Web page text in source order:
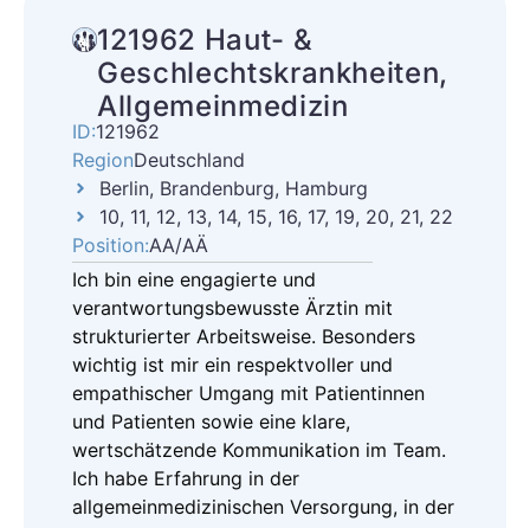
121962 Haut- &
Geschlechtskrankheiten,
Allgemeinmedizin
ID:121962
RegionDeutschland
Berlin, Brandenburg, Hamburg
10, 11, 12, 13, 14, 15, 16, 17, 19, 20, 21, 22
Position:AA/AÄ
Ich bin eine engagierte und
verantwortungsbewusste Ärztin mit
strukturierter Arbeitsweise. Besonders
wichtig ist mir ein respektvoller und
empathischer Umgang mit Patientinnen
und Patienten sowie eine klare,
wertschätzende Kommunikation im Team.
Ich habe Erfahrung in der
allgemeinmedizinischen Versorgung, in der